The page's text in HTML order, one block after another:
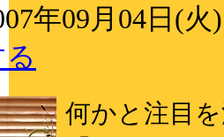
年09月04日
何かと注目